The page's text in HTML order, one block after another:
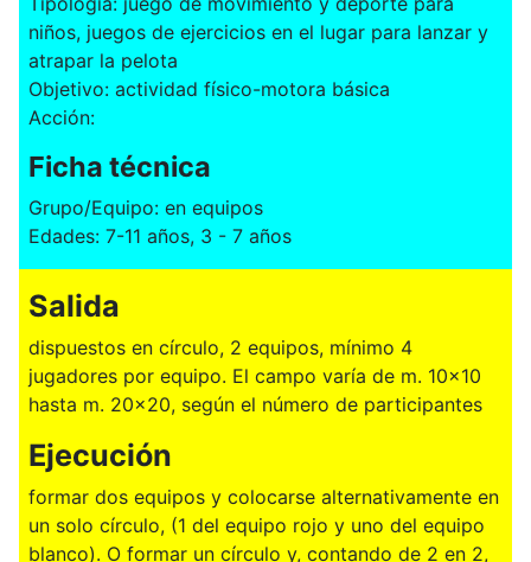
niños, juegos de ejercicios en el lugar para lanzar y
atrapar la pelota
Objetivo: actividad físico-motora básica
Acción:
Ficha técnica
Grupo/Equipo: en equipos
Edades: 7-11 años, 3 - 7 años
Salida
dispuestos en círculo, 2 equipos, mínimo 4
jugadores por equipo. El campo varía de m. 10x10
hasta m. 20x20, según el número de participantes
Ejecución
formar dos equipos y colocarse alternativamente en
un solo círculo, (1 del equipo rojo y uno del equipo
blanco). O formar un círculo y, contando de 2 en 2,